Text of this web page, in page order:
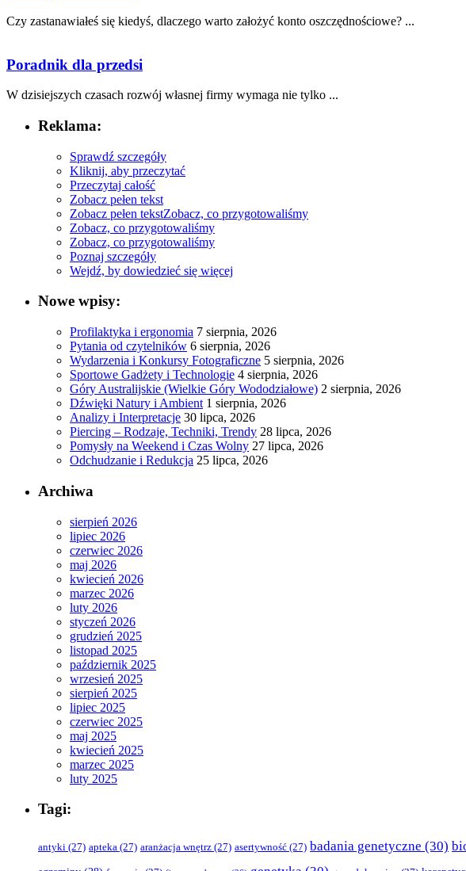
Czy zastanawiałeś się kiedyś, dlaczego warto założyć konto oszczędnościowe? ...
Poradnik dla przedsi
W dzisiejszych czasach rozwój własnej⁢ firmy wymaga nie tylko ...
Reklama:
Sprawdź szczegóły
Kliknij, aby przeczytać
Przeczytaj całość
Zobacz pełen tekst
Zobacz pełen tekstZobacz, co przygotowaliśmy
Zobacz, co przygotowaliśmy
Zobacz, co przygotowaliśmy
Poznaj szczegóły
Wejdź, by dowiedzieć się więcej
Nowe wpisy:
Profilaktyka i ergonomia 7 sierpnia, 2026
Pytania od czytelników 6 sierpnia, 2026
Wydarzenia i Konkursy Fotograficzne 5 sierpnia, 2026
Sportowe Gadżety i Technologie 4 sierpnia, 2026
Góry Australijskie (Wielkie Góry Wododziałowe) 2 sierpnia, 2026
Dźwięki Natury i Ambient 1 sierpnia, 2026
Analizy i Interpretacje 30 lipca, 2026
Piercing – Rodzaje, Techniki, Trendy 28 lipca, 2026
Pomysły na Weekend i Czas Wolny 27 lipca, 2026
Odchudzanie i Redukcja 25 lipca, 2026
Archiwa
sierpień 2026
lipiec 2026
czerwiec 2026
maj 2026
kwiecień 2026
marzec 2026
luty 2026
styczeń 2026
grudzień 2025
listopad 2025
październik 2025
wrzesień 2025
sierpień 2025
lipiec 2025
czerwiec 2025
maj 2025
kwiecień 2025
marzec 2025
luty 2025
Tagi:
antyki (27) apteka (27) aranżacja wnętrz (27) asertywność (27) badania genetyczne (30)